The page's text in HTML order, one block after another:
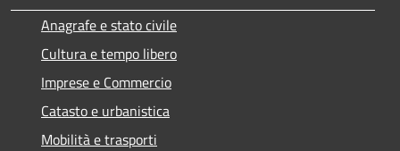
Anagrafe e stato civile
Cultura e tempo libero
Imprese e Commercio
Catasto e urbanistica
Mobilità e trasporti